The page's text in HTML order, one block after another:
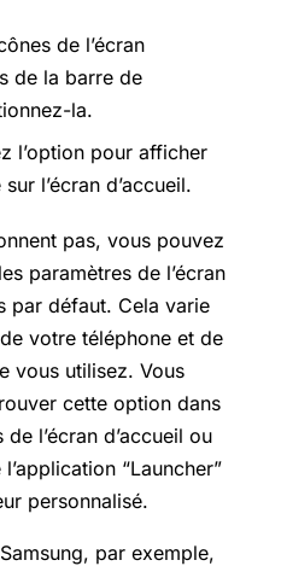
de l’écran
de la barre de
la.
l’option pour afficher
l’écran d’accueil.
pas, vous pouvez
paramètres de l’écran
par défaut. Cela varie
votre téléphone et de
vous utilisez. Vous
cette option dans
l’écran d’accueil ou
“Launcher”
personnalisé.
par exemple,